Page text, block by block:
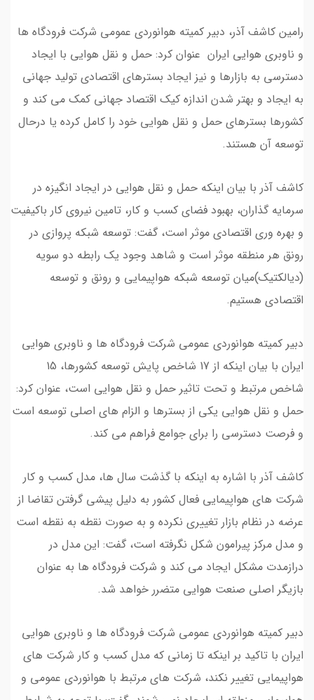
رامین کاشف آذر، دبیر کمیته هوانوردی عمومی شرکت فرودگاه ها
و ناوبری هوایی ایران عنوان کرد: حمل و نقل هوایی با ایجاد
دسترسی به بازارها و نیز ایجاد بسترهای اقتصادی تولید جهانی
به ایجاد و بهتر شدن اندازه کیک اقتصاد جهانی کمک می کند و
کشورها بسترهای حمل و نقل هوایی خود را کامل کرده یا درحال
توسعه آن هستند.
کاشف آذر با بیان اینکه حمل و نقل هوایی در ایجاد انگیزه در
سرمایه گذاران، بهبود فضای کسب و کار، تامین نیروی کار باکیفیت
و بهره وری اقتصادی موثر است، گفت: توسعه شبکه پروازی در
رونق هر منطقه موثر است و شاهد وجود یک رابطه دو سویه
(دیالکتیک)میان توسعه شبکه هواپیمایی و رونق و توسعه
اقتصادی هستیم.
دبیر کمیته هوانوردی عمومی شرکت فرودگاه ها و ناوبری هوایی
ایران با بیان اینکه از 17 شاخص پایش توسعه کشورها، 15
شاخص مرتبط و تحت تاثیر حمل و نقل هوایی است، عنوان کرد:
حمل و نقل هوایی یکی از بسترها و الزام های اصلی توسعه است
و فرصت دسترسی را برای جوامع فراهم می کند.
کاشف آذر با اشاره به اینکه با گذشت سال ها، مدل کسب و کار
شرکت های هواپیمایی فعال کشور به دلیل پیشی گرفتن تقاضا از
عرضه در نظام بازار تغییری نکرده و به صورت نقطه به نقطه است
و مدل مرکز پیرامون شکل نگرفته است، گفت: این مدل در
درازمدت مشکل ایجاد می کند و شرکت فرودگاه ها به عنوان
بازیگر اصلی صنعت هوایی متضرر خواهد شد.
دبیر کمیته هوانوردی عمومی شرکت فرودگاه ها و ناوبری هوایی
ایران با تاکید بر اینکه تا زمانی که مدل کسب و کار شرکت های
هواپیمایی تغییر نکند، شرکت های مرتبط با هوانوردی عمومی و